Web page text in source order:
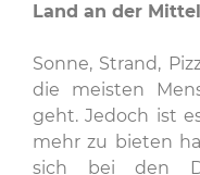
Land an der
Sonne, Strand,
die meisten
geht. Jedoch ist
mehr zu bieten
sich bei den